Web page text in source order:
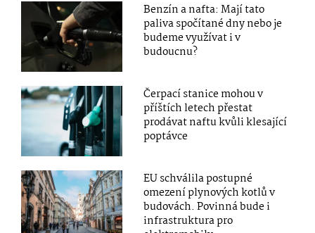
Benzín a nafta: Mají tato
paliva spočítané dny nebo je
budeme využívat i v
budoucnu?
Čerpací stanice mohou v
příštích letech přestat
prodávat naftu kvůli klesající
poptávce
EU schválila postupné
omezení plynových kotlů v
budovách. Povinná bude i
infrastruktura pro